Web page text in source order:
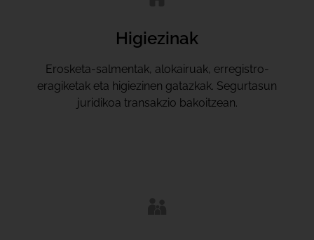
Higiezinak
Erosketa-salmentak, alokairuak, erregistro-
eragiketak eta higiezinen gatazkak. Segurtasun
juridikoa transakzio bakoitzean.